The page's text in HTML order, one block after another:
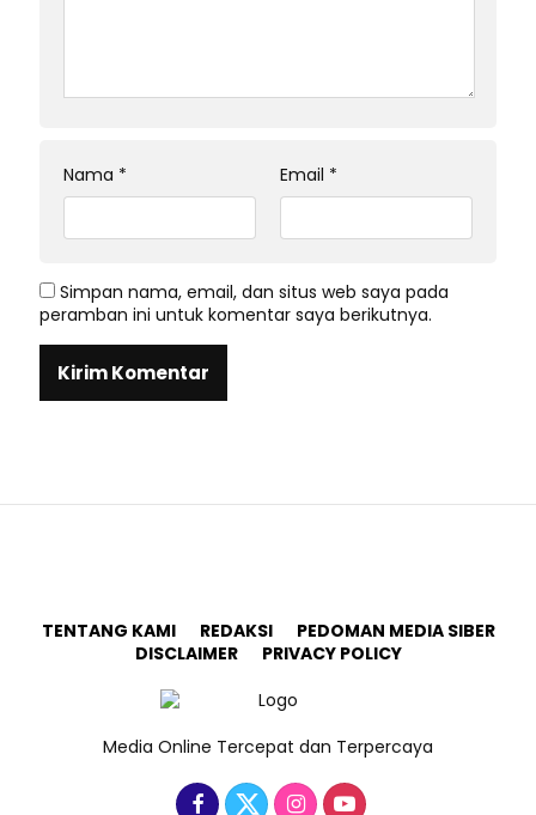
Nama * Email *
Simpan nama, email, dan situs web saya pada
peramban ini untuk komentar saya berikutnya.
TENTANG KAMI REDAKSI
PEDOMAN MEDIA SIBER
DISCLAIMER
PRIVACY POLICY
Media Online Tercepat dan Terpercaya